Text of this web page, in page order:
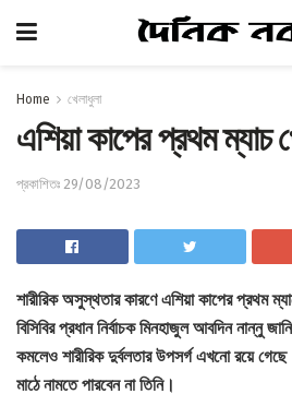
Home খেলাধুলা
এশিয়া কাপের প্রথম ম্যাচ
প্রকাশিতঃ 29/08/2023
শারীরিক অসুস্থতার কারণে এশিয়া কাপের প্রথম
বিসিবির প্রধান নির্বাচক মিনহাজুল আবদিন নান্নু
কমলেও শারীরিক দুর্বলতার উপসর্গ এখনো রয়ে
মাঠে নামতে পারবেন না তিনি।